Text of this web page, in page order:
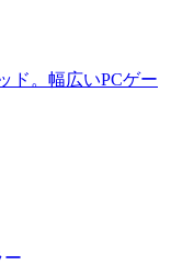
ド。幅広いPCゲー
ー